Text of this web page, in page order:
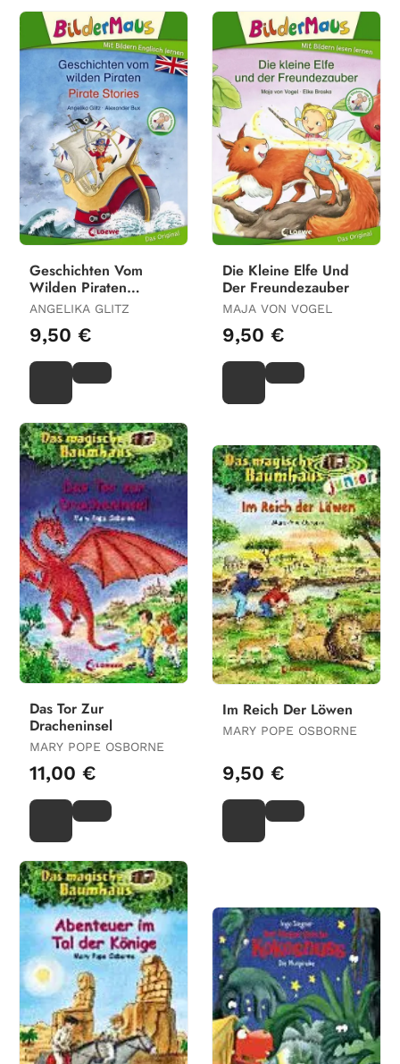
Geschichten Vom
Wilden Piraten
(Englisch)
ANGELIKA GLITZ
9,50 €
Die Kleine Elfe Und
Der Freundezauber
MAJA VON VOGEL
9,50 €
Das Tor Zur
Dracheninsel
MARY POPE OSBORNE
11,00 €
Im Reich Der Löwen
MARY POPE OSBORNE
9,50 €